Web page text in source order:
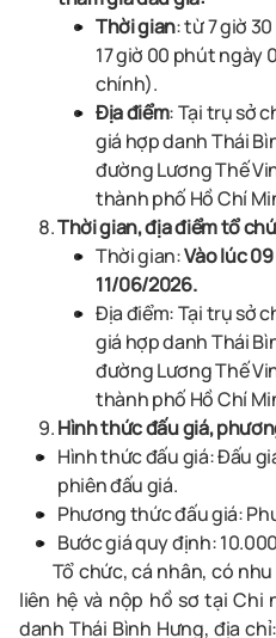
Thời gian: từ7giờ30
17 giờ 00 phút ngày
chính).
Địa điểm: Tại trụ sở
giá hợp danhThái
đường Lương Thế
thành phố Hồ Chí
Thời gian, địa điểm tổ
Thời gian:Vào lúc09
11/06/2026.
Địa điểm: Tại trụ sở
giá hợp danhThái
đường Lương Thế
thành phố Hồ Chí
Hình thức đấu giá,
Hình thức đấu giá: Đấu
phiên đấu giá.
Phương thức đấu giá:
Bước giá quy định:10
Tổ chức, cá nhân, có
liên hệ và nộp hồ sơ tạiChi
danh Thái Bình Hưng, địa